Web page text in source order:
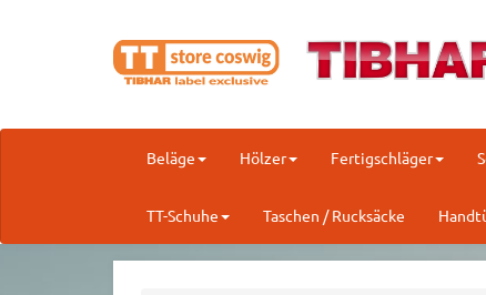
Beläge Hölzer Fertigschläger
TT-Schuhe Taschen / Rucksäcke